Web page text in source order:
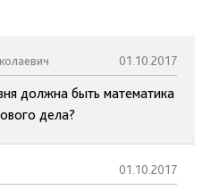
01.10.2017
должна быть математика
дела?
01.10.2017